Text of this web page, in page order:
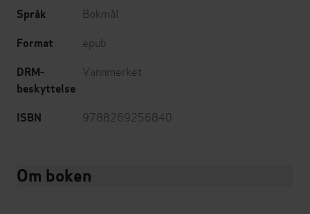
Språk Bokmål
Format epub
DRM-
beskyttelse
Vannmerket
ISBN 9788269256840
Om boken